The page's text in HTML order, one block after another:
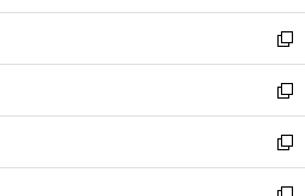
開
く
ウ
で
開
く
ン
ド
ウ
で
開
く
ウ
ィ
ン
ド
ウ
で
開
新
し
い
ウ
ィ
ン
新
し
い
ウ
新
し